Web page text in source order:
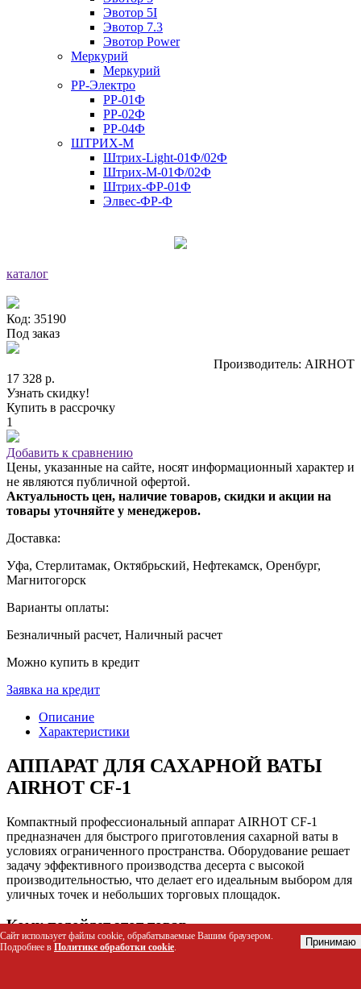
Эвотор 5I
Эвотор 7.3
Эвотор Power
Меркурий
Меркурий
РР-Электро
РР-01Ф
РР-02Ф
РР-04Ф
ШТРИХ-М
Штрих-Light-01Ф/02Ф
Штрих-М-01Ф/02Ф
Штрих-ФР-01Ф
Элвес-ФР-Ф
каталог
Код: 35190
Под заказ
Производитель: AIRHOT
17 328 р.
Узнать скидку!
Купить в рассрочку
1
Добавить к сравнению
Цены, указанные на сайте, носят информационный характер и
не являются публичной офертой.
Актуальность цен, наличие товаров, скидки и акции на
товары уточняйте у менеджеров.
Доставка:
Уфа, Стерлитамак, Октябрьский, Нефтекамск, Оренбург,
Магнитогорск
Варианты оплаты:
Безналичный расчет, Наличный расчет
Можно купить в кредит
Заявка на кредит
Описание
Характеристики
АППАРАТ ДЛЯ САХАРНОЙ ВАТЫ
AIRHOT CF-1
Компактный профессиональный аппарат AIRHOT CF-1
предназначен для быстрого приготовления сахарной ваты в
условиях ограниченного пространства. Оборудование решает
задачу эффективного производства десерта с высокой
производительностью, что делает его идеальным выбором для
уличных точек и небольших торговых площадок.
Кому подойдет этот товар
Владельцам мобильных ларьков и киосков на улицах
Сайт использует файлы cookie, обрабатываемые Вашим браузером.
Подробнее в Политике обработки cookie. Принимаю